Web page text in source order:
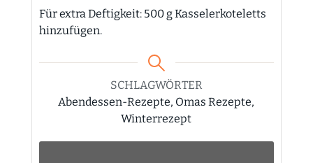
Für extra Deftigkeit: 500 g Kasselerkoteletts
hinzufügen.
SCHLAGWÖRTER
Abendessen-Rezepte, Omas Rezepte,
Winterrezept